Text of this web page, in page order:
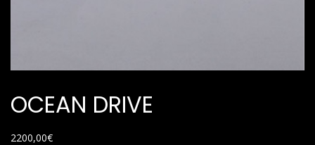
OCEAN DRIVE
2200,00€